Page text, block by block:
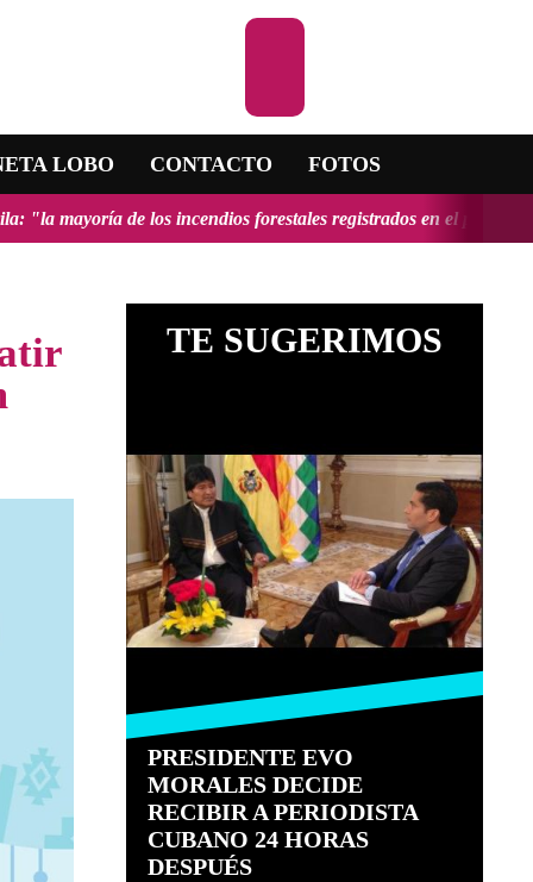
LOBO CONTACTO FOTOS
los incendios forestales registrados en el país fueron
TE SUGERIMOS
PRESIDENTE EVO
MORALES DECIDE
RECIBIR A PERIODISTA
CUBANO 24 HORAS
DESPUÉS